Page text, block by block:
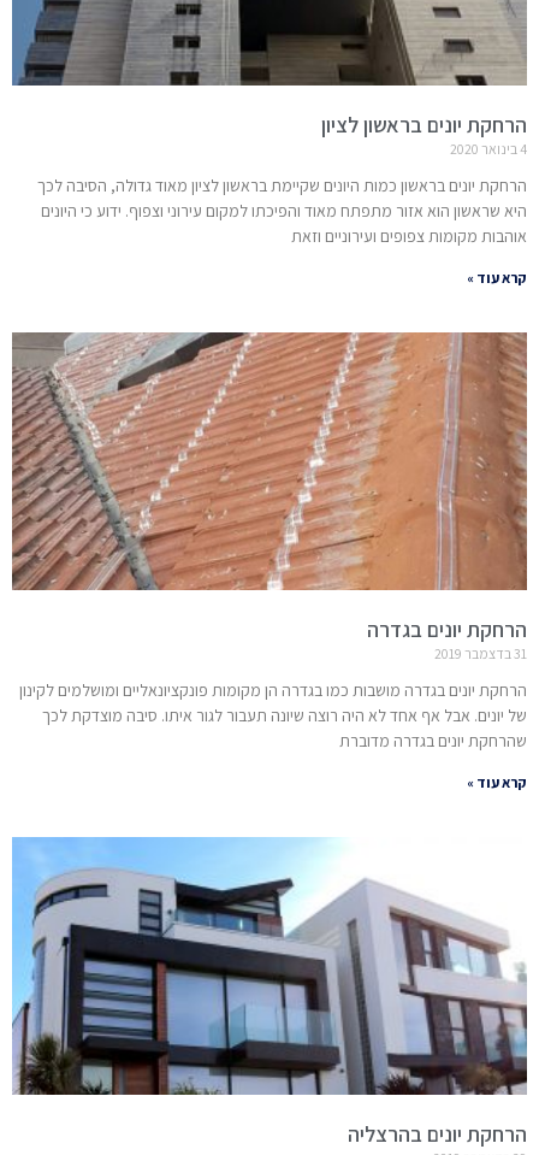
הרחקת יונים בראשון לציון
4 בינואר 2020
הרחקת יונים בראשון כמות היונים שקיימת בראשון לציון מאוד גדולה, הסיבה לכך
היא שראשון הוא אזור מתפתח מאוד והפיכתו למקום עירוני וצפוף. ידוע כי היונים
אוהבות מקומות צפופים ועירוניים וזאת
קרא עוד »
הרחקת יונים בגדרה
31 בדצמבר 2019
הרחקת יונים בגדרה מושבות כמו בגדרה הן מקומות פונקציונאליים ומושלמים לקינון
של יונים. אבל אף אחד לא היה רוצה שיונה תעבור לגור איתו. סיבה מוצדקת לכך
שהרחקת יונים בגדרה מדוברת
קרא עוד »
הרחקת יונים בהרצליה